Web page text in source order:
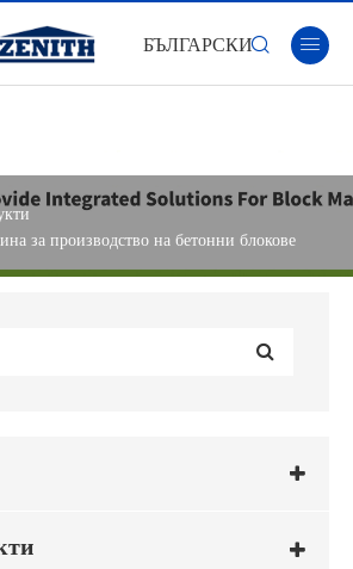
БЪЛГАРСКИ 
за производство на бетонни блокове